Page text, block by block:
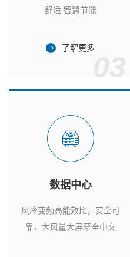
舒适 智慧节能
了解更多
数据中心
风冷变频高能效比，安全可
靠，大风量大屏幕全中文